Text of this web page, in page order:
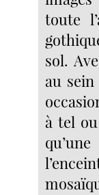
toute
sol.
au
à tel